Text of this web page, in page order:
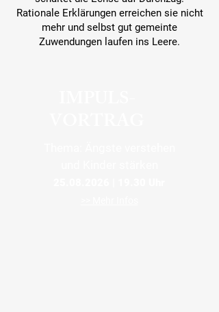
Rationale Erklärungen erreichen sie nicht
mehr und selbst gut gemeinte
Zuwendungen laufen ins Leere.